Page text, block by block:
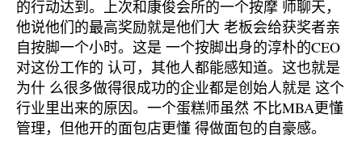
的行动达到。上次和康俊会所的一个按摩 师聊天，
他说他们的最高奖励就是他们大 老板会给获奖者亲
自按脚一个小时。这是 一个按脚出身的淳朴的CEO
对这份工作的 认可，其他人都能感知道。这也就是
为什 么很多做得很成功的企业都是创始人就是 这个
行业里出来的原因。一个蛋糕师虽然 不比MBA更懂
管理，但他开的面包店更懂 得做面包的自豪感。